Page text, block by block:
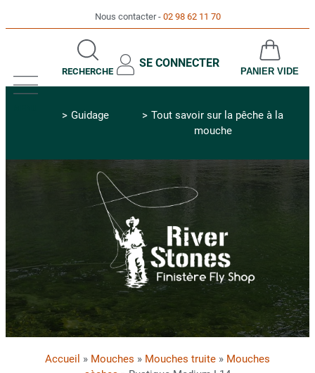
Nous contacter 02 98 62 11 70
RECHERCHE
SE CONNECTER
PANIER VIDE
Guidage
Tout savoir sur la pêche à la
mouche
Accueil » Mouches » Mouches truite » Mouches